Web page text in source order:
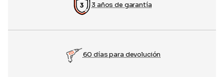
3 años de garantía
60 días para devolución